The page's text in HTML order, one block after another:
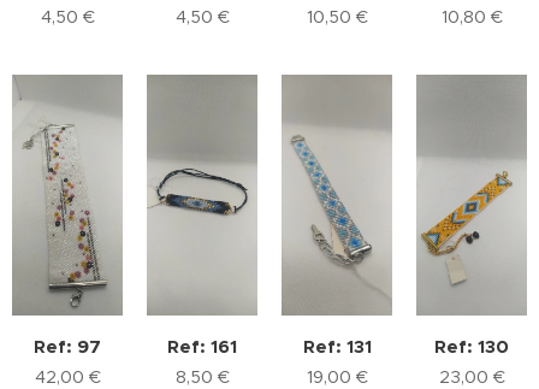
4,50 € 4,50 € 10,50 € 10,80 €
Ref: 97
42,00 €
Ref: 161
8,50 €
Ref: 131
19,00 €
Ref: 130
23,00 €